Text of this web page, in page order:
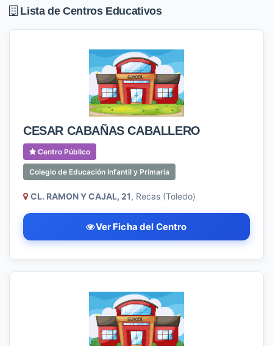
Lista de Centros Educativos
CESAR CABAÑAS CABALLERO
Centro Público
Colegio de Educación Infantil y Primaria
CL. RAMON Y CAJAL, 21, Recas (Toledo)
Ver Ficha del Centro